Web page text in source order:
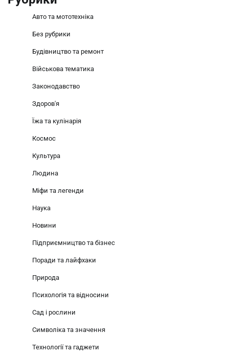
Авто та мототехніка
Без рубрики
Будівництво та ремонт
Військова тематика
Законодавство
Здоров'я
Їжа та кулінарія
Космос
Культура
Людина
Міфи та легенди
Наука
Новини
Підприємництво та бізнес
Поради та лайфхаки
Природа
Психологія та відносини
Сад і рослини
Символіка та значення
Технології та гаджети